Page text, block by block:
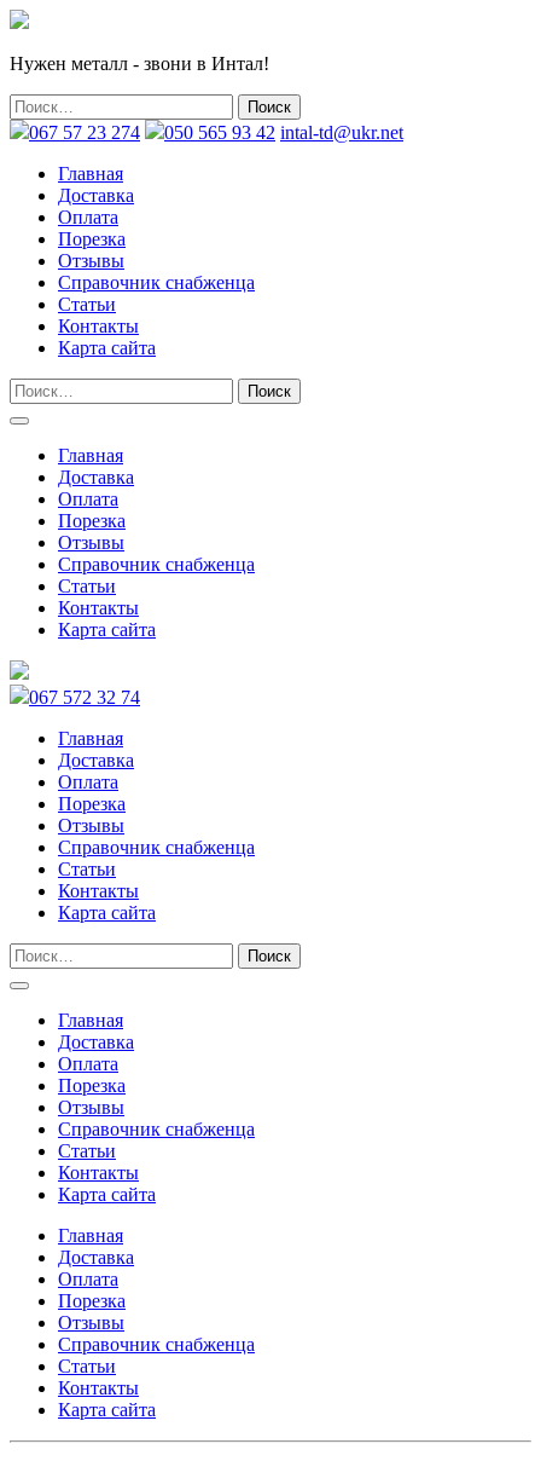
Нужен металл - звони в Интал!
067 57 23 274 050 565 93 42 intal-td@ukr.net
Главная
Доставка
Оплата
Порезка
Отзывы
Справочник снабженца
Статьи
Контакты
Карта сайта
Главная
Доставка
Оплата
Порезка
Отзывы
Справочник снабженца
Статьи
Контакты
Карта сайта
067 572 32 74
Главная
Доставка
Оплата
Порезка
Отзывы
Справочник снабженца
Статьи
Контакты
Карта сайта
Главная
Доставка
Оплата
Порезка
Отзывы
Справочник снабженца
Статьи
Контакты
Карта сайта
Главная
Доставка
Оплата
Порезка
Отзывы
Справочник снабженца
Статьи
Контакты
Карта сайта